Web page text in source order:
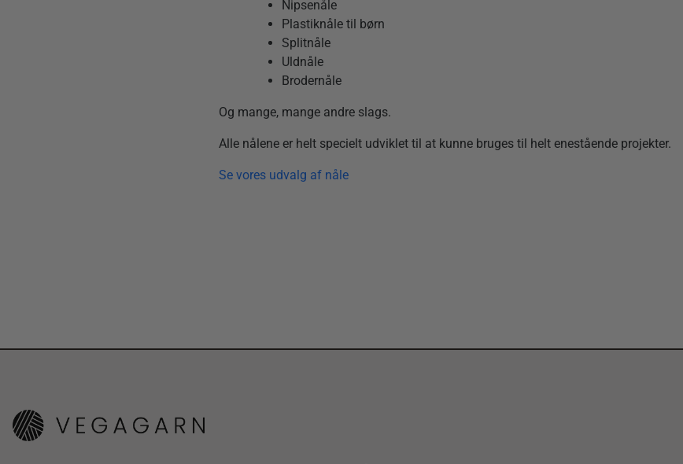
Nipsenåle
Plastiknåle til børn
Splitnåle
Uldnåle
Brodernåle
Og mange, mange andre slags.
Alle nålene er helt specielt udviklet til at kunne bruges til helt enestående projekter.
Se vores udvalg af nåle